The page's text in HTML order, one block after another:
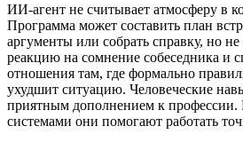
ИИ-агент не считывает атмосферу в
Программа может составить план
аргументы или собрать справку, но
реакцию на сомнение собеседника и
отношения там, где формально
ухудшит ситуацию. Человеческие
приятным дополнением к
системами они помогают работать